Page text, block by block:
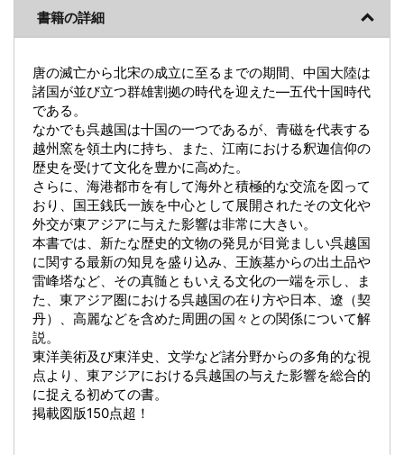
書籍の詳細
唐の滅亡から北宋の成立に至るまでの期間、中国大陸は
諸国が並び立つ群雄割拠の時代を迎えた―五代十国時代
である。
なかでも呉越国は十国の一つであるが、青磁を代表する
越州窯を領土内に持ち、また、江南における釈迦信仰の
歴史を受けて文化を豊かに高めた。
さらに、海港都市を有して海外と積極的な交流を図って
おり、国王銭氏一族を中心として展開されたその文化や
外交が東アジアに与えた影響は非常に大きい。
本書では、新たな歴史的文物の発見が目覚ましい呉越国
に関する最新の知見を盛り込み、王族墓からの出土品や
雷峰塔など、その真髄ともいえる文化の一端を示し、ま
た、東アジア圏における呉越国の在り方や日本、遼（契
丹）、高麗などを含めた周囲の国々との関係について解
説。
東洋美術及び東洋史、文学など諸分野からの多角的な視
点より、東アジアにおける呉越国の与えた影響を総合的
に捉える初めての書。
掲載図版150点超！